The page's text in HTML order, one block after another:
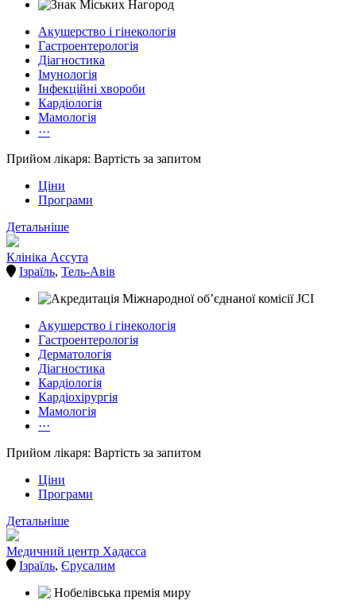
Акушерство і гінекологія
Гастроентерологія
Діагностика
Імунологія
Інфекційні хвороби
Кардіологія
Мамологія
···
Прийом лікаря: Вартість за запитом
Ціни
Програми
Детальніше
Клініка Ассута
Ізраїль, Тель-Авів
Акушерство і гінекологія
Гастроентерологія
Дерматологія
Діагностика
Кардіологія
Кардіохірургія
Мамологія
···
Прийом лікаря: Вартість за запитом
Ціни
Програми
Детальніше
Медичний центр Хадасса
Ізраїль, Єрусалим